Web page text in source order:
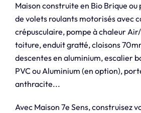
Maison construite en Bio Brique
de volets roulants motorisés avec
crépusculaire, pompe à chaleur
toiture, enduit gratté, cloisons
descentes en aluminium, escalier
PVC ou Aluminium (en option),
anthracite...
Avec Maison 7e Sens, construisez